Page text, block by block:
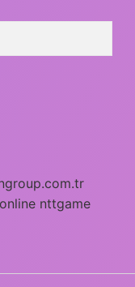
nttgame